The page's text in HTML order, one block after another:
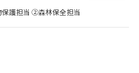
保護担当 ②森林保全担当